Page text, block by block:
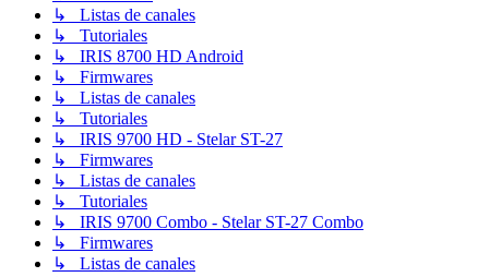
↳ Listas de canales
↳ Tutoriales
↳ IRIS 8700 HD Android
↳ Firmwares
↳ Listas de canales
↳ Tutoriales
↳ IRIS 9700 HD - Stelar ST-27
↳ Firmwares
↳ Listas de canales
↳ Tutoriales
↳ IRIS 9700 Combo - Stelar ST-27 Combo
↳ Firmwares
↳ Listas de canales